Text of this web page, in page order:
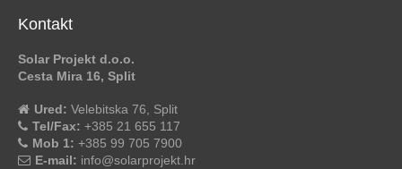
Kontakt
Solar Projekt d.o.o.
Cesta Mira 16, Split
Ured: Velebitska 76, Split
Tel/Fax: +385 21 655 117
Mob 1: +385 99 705 7900
E-mail: info@solarprojekt.hr